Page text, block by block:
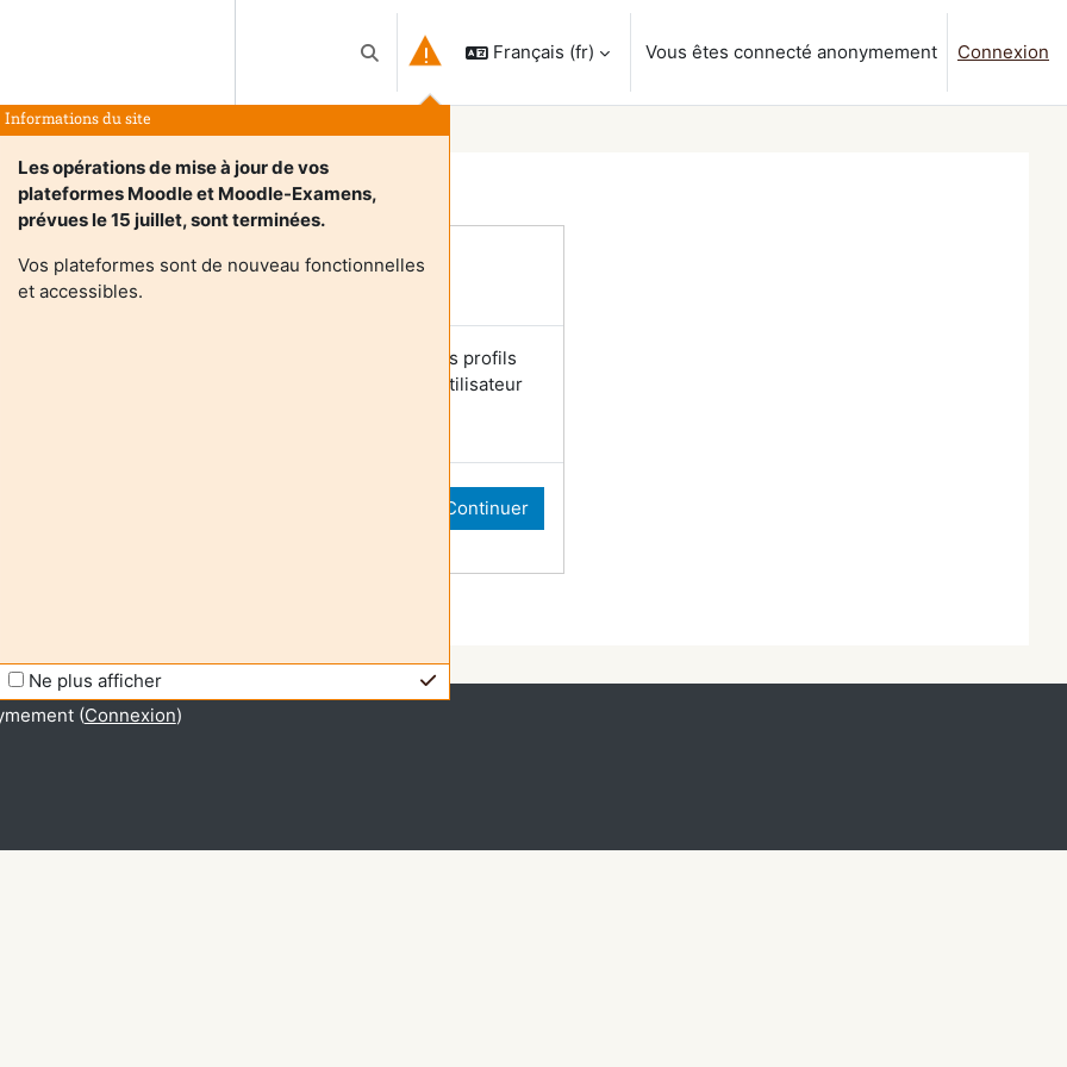
Activer/désactiver la saisie de recherche
Informations du site
Les opérations de mise à jour de vos
plateformes Moodle et Moodle-Examens,
prévues le 15 juillet, sont terminées.
Vos plateformes sont de nouveau fonctionnelles
et accessibles.
Ne plus afficher
Français ‎(fr)‎ Vous êtes connecté anonymement Connexion
required
utilisateurs anonymes ne peuvent pas consulter les profils
Veuillez vous connecter avec un compte utilisateur
continuer.
Continuer
(Connexion)